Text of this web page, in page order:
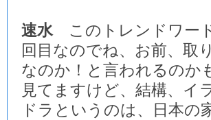
速水このトレンドワー
回目なのでね、お前、取
なのか！と言われるのか
見てますけど、結構、イ
ドラというのは、日本